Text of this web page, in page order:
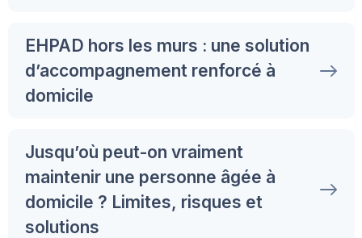
EHPAD hors les murs : une solution
d’accompagnement renforcé à
domicile
Jusqu’où peut-on vraiment
maintenir une personne âgée à
domicile ? Limites, risques et
solutions